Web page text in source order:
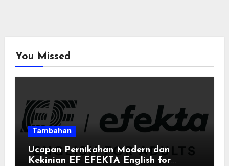
You Missed
Tambahan
Ucapan Pernikahan Modern dan
Kekinian EF EFEKTA English for